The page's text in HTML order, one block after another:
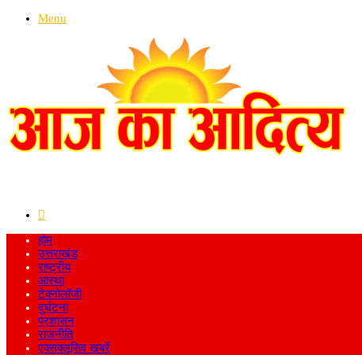
Menu
होम
उत्तराखंड
राष्ट्रीय
आस्था
टेक्नोलॉजी
दुर्घटना
प्रशासन
राजनीति
एक्सक्लूसिव खबरें